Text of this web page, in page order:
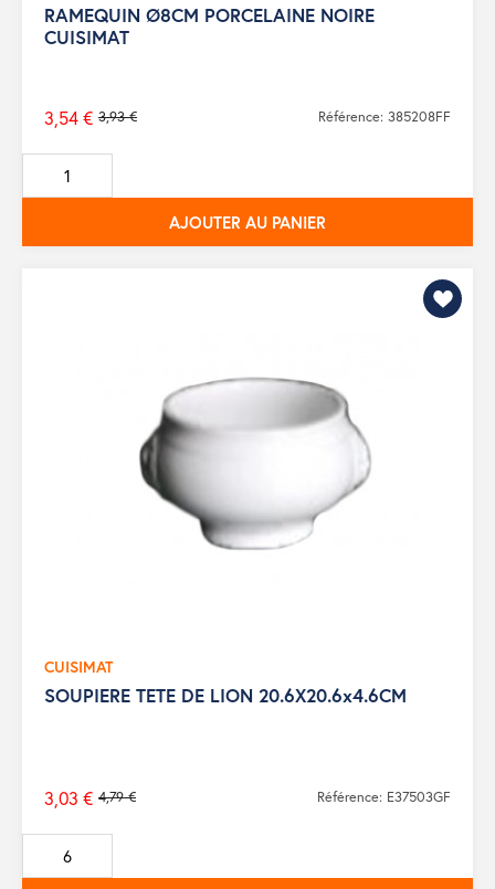
RAMEQUIN Ø8CM PORCELAINE NOIRE
CUISIMAT
Prix
de
base
3,93 €
3,54 € Référence: 385208FF
AJOUTER AU PANIER
CUISIMAT
SOUPIERE TETE DE LION 20.6X20.6x4.6CM
Prix
de
base
4,79 €
3,03 € Référence: E37503GF